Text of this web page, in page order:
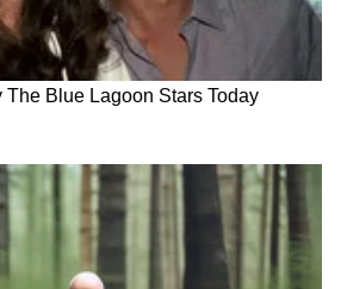
दाखवा
आणि मऊ आंबे निवडतात.
कच्चे किंवा किंचित घट्ट असलेले
चांगलं. हे आंबे घरी हळूहळू